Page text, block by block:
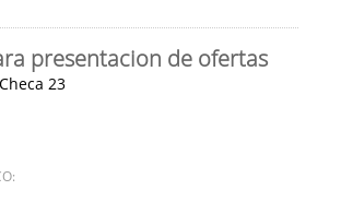
presentacion de ofertas
23